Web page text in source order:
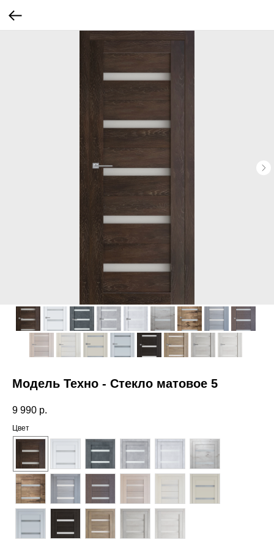
Модель Техно - Стекло матовое 5
9 990 р.
Цвет